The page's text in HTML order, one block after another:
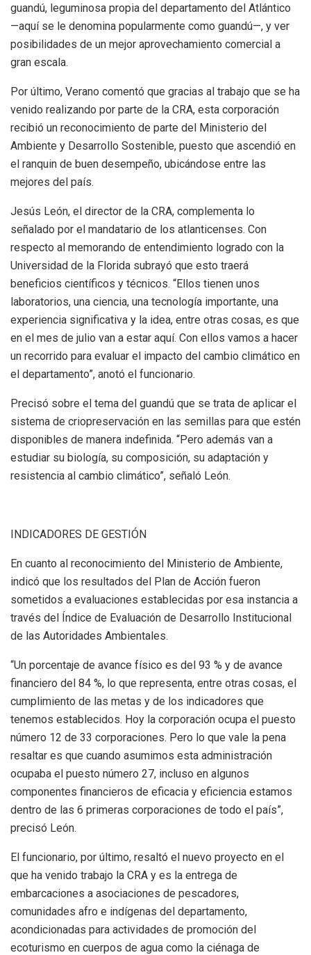
guandú, leguminosa propia del departamento del Atlántico
—aquí se le denomina popularmente como guandú—, y ver
posibilidades de un mejor aprovechamiento comercial a
gran escala.
Por último, Verano comentó que gracias al trabajo que se ha
venido realizando por parte de la CRA, esta corporación
recibió un reconocimiento de parte del Ministerio del
Ambiente y Desarrollo Sostenible, puesto que ascendió en
el ranquin de buen desempeño, ubicándose entre las
mejores del país.
Jesús León, el director de la CRA, complementa lo
señalado por el mandatario de los atlanticenses. Con
respecto al memorando de entendimiento logrado con la
Universidad de la Florida subrayó que esto traerá
beneficios científicos y técnicos. “Ellos tienen unos
laboratorios, una ciencia, una tecnología importante, una
experiencia significativa y la idea, entre otras cosas, es que
en el mes de julio van a estar aquí. Con ellos vamos a hacer
un recorrido para evaluar el impacto del cambio climático en
el departamento”, anotó el funcionario.
Precisó sobre el tema del guandú que se trata de aplicar el
sistema de criopreservación en las semillas para que estén
disponibles de manera indefinida. “Pero además van a
estudiar su biología, su composición, su adaptación y
resistencia al cambio climático”, señaló León.
INDICADORES DE GESTIÓN
En cuanto al reconocimiento del Ministerio de Ambiente,
indicó que los resultados del Plan de Acción fueron
sometidos a evaluaciones establecidas por esa instancia a
través del Índice de Evaluación de Desarrollo Institucional
de las Autoridades Ambientales.
“Un porcentaje de avance físico es del 93 % y de avance
financiero del 84 %, lo que representa, entre otras cosas, el
cumplimiento de las metas y de los indicadores que
tenemos establecidos. Hoy la corporación ocupa el puesto
número 12 de 33 corporaciones. Pero lo que vale la pena
resaltar es que cuando asumimos esta administración
ocupaba el puesto número 27, incluso en algunos
componentes financieros de eficacia y eficiencia estamos
dentro de las 6 primeras corporaciones de todo el país”,
precisó León.
El funcionario, por último, resaltó el nuevo proyecto en el
que ha venido trabajo la CRA y es la entrega de
embarcaciones a asociaciones de pescadores,
comunidades afro e indígenas del departamento,
acondicionadas para actividades de promoción del
ecoturismo en cuerpos de agua como la ciénaga de